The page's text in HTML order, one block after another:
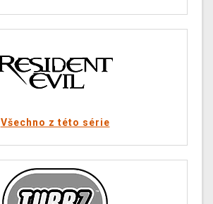
Všechno z této série